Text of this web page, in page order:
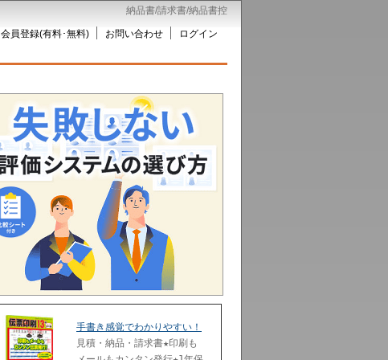
納品書/請求書/納品書控
会員登録(有料･無料) お問い合わせ ログイン
手書き感覚でわかりやすい！
見積・納品・請求書★印刷も